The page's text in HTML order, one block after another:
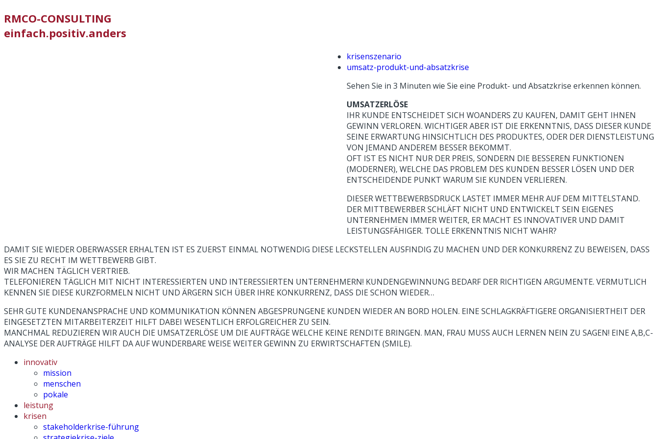
RMCO-CONSULTING
einfach.positiv.anders
krisenszenario
umsatz-produkt-und-absatzkrise
Sehen Sie in 3 Minuten wie Sie eine Produkt- und Absatzkrise erkennen können.
UMSATZERLÖSE
IHR KUNDE ENTSCHEIDET SICH WOANDERS ZU KAUFEN, DAMIT GEHT IHNEN
GEWINN VERLOREN. WICHTIGER ABER IST DIE ERKENNTNIS, DASS DIESER KUNDE
SEINE ERWARTUNG HINSICHTLICH DES PRODUKTES, ODER DER DIENSTLEISTUNG
VON JEMAND ANDEREM BESSER BEKOMMT.
OFT IST ES NICHT NUR DER PREIS, SONDERN DIE BESSEREN FUNKTIONEN
(MODERNER), WELCHE DAS PROBLEM DES KUNDEN BESSER LÖSEN UND DER
ENTSCHEIDENDE PUNKT WARUM SIE KUNDEN VERLIEREN.
DIESER WETTBEWERBSDRUCK LASTET IMMER MEHR AUF DEM MITTELSTAND.
DER MITTBEWERBER SCHLÄFT NICHT UND ENTWICKELT SEIN EIGENES
UNTERNEHMEN IMMER WEITER, ER MACHT ES INNOVATIVER UND DAMIT
LEISTUNGSFÄHIGER. TOLLE ERKENNTNIS NICHT WAHR?
DAMIT SIE WIEDER OBERWASSER ERHALTEN IST ES ZUERST EINMAL NOTWENDIG DIESE LECKSTELLEN AUSFINDIG ZU MACHEN UND DER KONKURRENZ ZU BEWEISEN, DASS
ES SIE ZU RECHT IM WETTBEWERB GIBT.
WIR MACHEN TÄGLICH VERTRIEB.
TELEFONIEREN TÄGLICH MIT NICHT INTERESSIERTEN UND INTERESSIERTEN UNTERNEHMERN! KUNDENGEWINNUNG BEDARF DER RICHTIGEN ARGUMENTE. VERMUTLICH
KENNEN SIE DIESE KURZFORMELN NICHT UND ÄRGERN SICH ÜBER IHRE KONKURRENZ, DASS DIE SCHON WIEDER…
SEHR GUTE KUNDENANSPRACHE UND KOMMUNIKATION KÖNNEN ABGESPRUNGENE KUNDEN WIEDER AN BORD HOLEN. EINE SCHLAGKRÄFTIGERE ORGANISIERTHEIT DER
EINGESETZTEN MITARBEITERZEIT HILFT DABEI WESENTLICH ERFOLGREICHER ZU SEIN.
MANCHMAL REDUZIEREN WIR AUCH DIE UMSATZERLÖSE UM DIE AUFTRÄGE WELCHE KEINE RENDITE BRINGEN. MAN, FRAU MUSS AUCH LERNEN NEIN ZU SAGEN! EINE A,B,C-
ANALYSE DER AUFTRÄGE HILFT DA AUF WUNDERBARE WEISE WEITER GEWINN ZU ERWIRTSCHAFTEN (SMILE).
innovativ
mission
menschen
pokale
leistung
krisen
stakeholderkrise-führung